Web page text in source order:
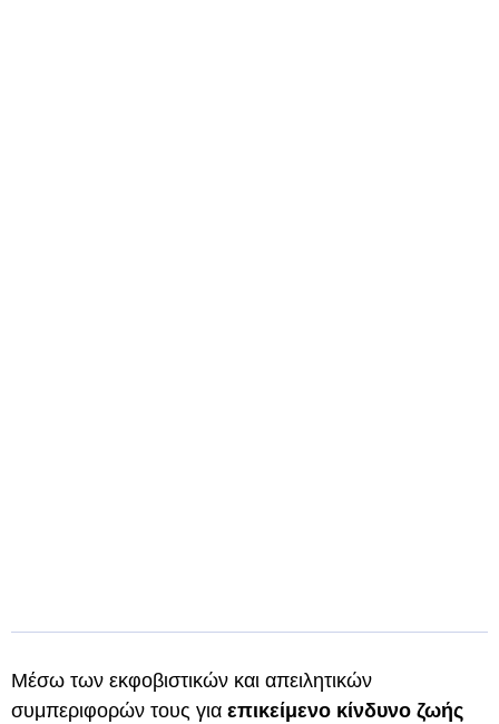
Μέσω των εκφοβιστικών και απειλητικών
συμπεριφορών τους για επικείμενο κίνδυνο ζωής